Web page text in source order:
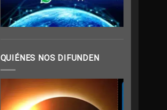
QUIÉNES NOS DIFUNDEN